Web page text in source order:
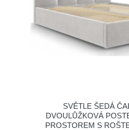
SVĚTLE ŠEDÁ
DVOULŮŽKOVÁ
PROSTOREM S